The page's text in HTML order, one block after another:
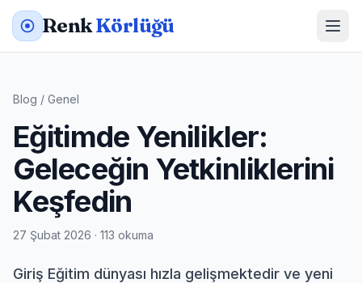
RenkKörlüğü
Blog / Genel
Eğitimde Yenilikler:
Geleceğin Yetkinliklerini
Keşfedin
27 Şubat 2026 · 113 okuma
Giriş Eğitim dünyası hızla gelişmektedir ve yeni